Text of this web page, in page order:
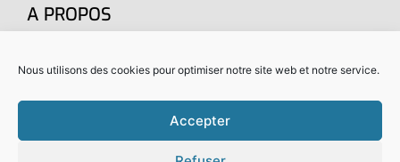
Nous utilisons des cookies pour optimiser notre site web et notre service.
Accepter
A PROPOS
Mentions Légales
Politique de cookies (EU)